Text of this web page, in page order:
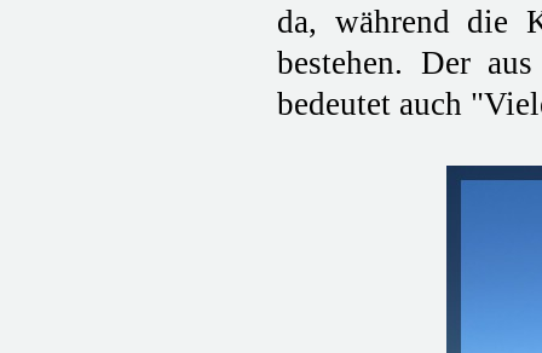
da, während die
bestehen. Der
bedeutet auch